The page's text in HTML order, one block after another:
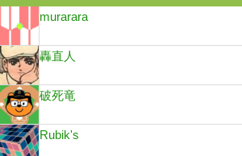
murarara
轟直人
破死竜
Rubik's